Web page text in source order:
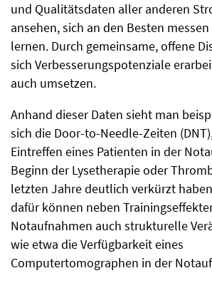
und Qualitätsdaten aller anderen
ansehen, sich an den Besten
lernen. Durch gemeinsame, offene
sich Verbesserungspotenziale
auch umsetzen.
Anhand dieser Daten sieht man
sich die Door-to-Needle-Zeiten
Eintreffen eines Patienten in der
Beginn der Lysetherapie oder
letzten Jahre deutlich verkürzt
dafür können neben
Notaufnahmen auch strukturelle
wie etwa die Verfügbarkeit eines
Computertomographen in der